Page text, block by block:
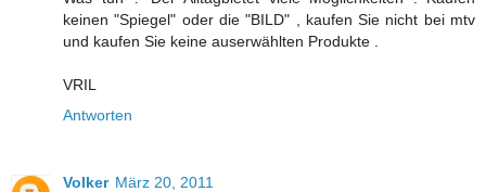
keinen "Spiegel" oder die "BILD" , kaufen Sie nicht bei mtv
und kaufen Sie keine auserwählten Produkte .
VRIL
Antworten
Volker März 20, 2011